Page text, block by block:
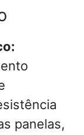
panelas,